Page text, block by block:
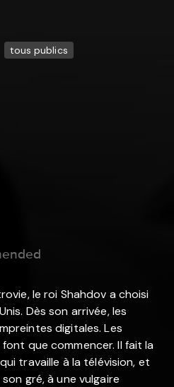
tous publics
le roi Shahdov a choisi
Dès son arrivée, les
digitales. Les
que commencer. Il fait la
travaille à la télévision, et
gré, à une vulgaire